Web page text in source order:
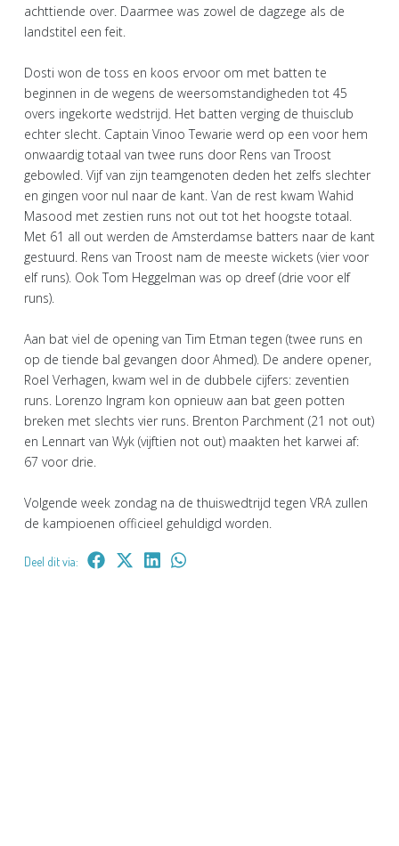
achttiende over. Daarmee was zowel de dagzege als de
landstitel een feit.
Dosti won de toss en koos ervoor om met batten te
beginnen in de wegens de weersomstandigheden tot 45
overs ingekorte wedstrijd. Het batten verging de thuisclub
echter slecht. Captain Vinoo Tewarie werd op een voor hem
onwaardig totaal van twee runs door Rens van Troost
gebowled. Vijf van zijn teamgenoten deden het zelfs slechter
en gingen voor nul naar de kant. Van de rest kwam Wahid
Masood met zestien runs not out tot het hoogste totaal.
Met 61 all out werden de Amsterdamse batters naar de kant
gestuurd. Rens van Troost nam de meeste wickets (vier voor
elf runs). Ook Tom Heggelman was op dreef (drie voor elf
runs).
Aan bat viel de opening van Tim Etman tegen (twee runs en
op de tiende bal gevangen door Ahmed). De andere opener,
Roel Verhagen, kwam wel in de dubbele cijfers: zeventien
runs. Lorenzo Ingram kon opnieuw aan bat geen potten
breken met slechts vier runs. Brenton Parchment (21 not out)
en Lennart van Wyk (vijftien not out) maakten het karwei af:
67 voor drie.
Volgende week zondag na de thuiswedtrijd tegen VRA zullen
de kampioenen officieel gehuldigd worden.
Deel dit via: